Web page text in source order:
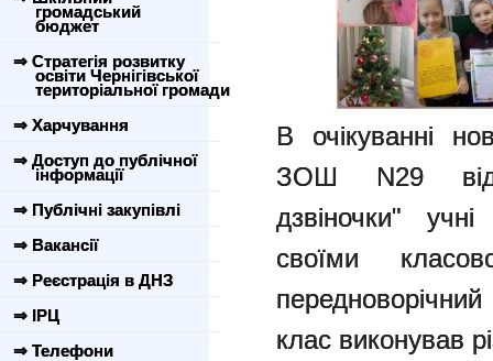
громадський
бюджет
⇒ Стратегія розвитку
освіти Чернігівської
територіальної громади
⇒ Харчування
⇒ Доступ до публічної
інформації
⇒ Публічні закупівлі
⇒ Вакансії
⇒ Реєстрація в ДНЗ
⇒ ІРЦ
⇒ Телефони
В очікуванні
ЗОШ N29
дзвіночки"
своїми
клас виконував